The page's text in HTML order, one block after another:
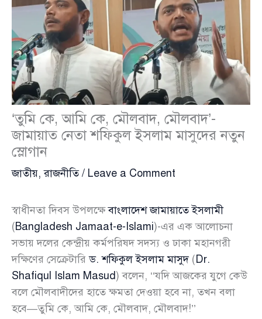
‘তুমি কে, আমি কে, মৌলবাদ, মৌলবাদ’-
জামায়াত নেতা শফিকুল ইসলাম মাসুদের নতুন
স্লোগান
জাতীয়,রাজনীতি/ Leave a Comment
স্বাধীনতা দিবস উপলক্ষেবাংলাদেশ জামায়াতে ইসলামী
(Bangladesh Jamaat-e-Islami)-এর এক আলোচনা
সভায় দলের কেন্দ্রীয় কর্মপরিষদ সদস্য ও ঢাকা মহানগরী
দক্ষিণের সেক্রেটারিড. শফিকুল ইসলাম মাসুদ(Dr.
Shafiqul Islam Masud) বলেন, ‘‘যদি আজকের যুগে কেউ
বলে মৌলবাদীদের হাতে ক্ষমতা দেওয়া হবে না, তখন বলা
হবে—তুমি কে, আমি কে, মৌলবাদ, মৌলবাদ!’’